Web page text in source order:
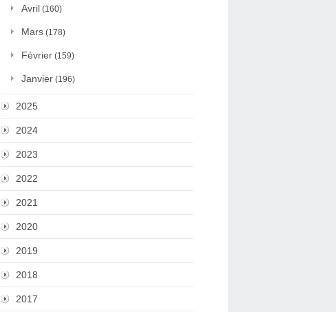
Avril (160)
Mars (178)
Février (159)
Janvier (196)
2025
2024
2023
2022
2021
2020
2019
2018
2017